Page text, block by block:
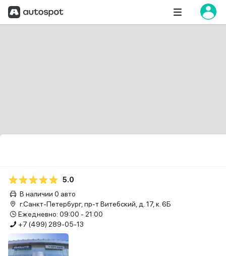
5.0
В наличии 0 авто
г.Санкт-Петербург, пр-т Витебский, д. 17, к. 6Б
Ежедневно: 09:00 - 21:00
+7 (499) 289-05-13